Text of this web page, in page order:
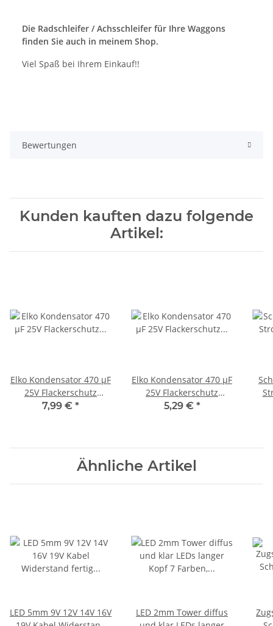
Die Radschleifer / Achsschleifer für Ihre Waggons
finden Sie auch in meinem Shop.
Viel Spaß bei Ihrem Einkauf!!
Bewertungen
Kunden kauften dazu folgende
Artikel:
Elko Kondensator 470 µF
25V Flackerschutz
Stützkondensator 20
7,99 € *
Elko Kondensator 470 µF
25V Flackerschutz
Stützkondensator 10
5,29 € *
Ähnliche Artikel
LED 5mm 9V 12V 14V 16V
LED 2mm Tower diffus